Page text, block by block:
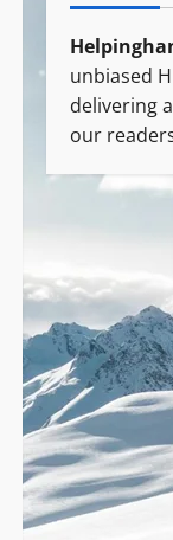
unbiased
delivering
our